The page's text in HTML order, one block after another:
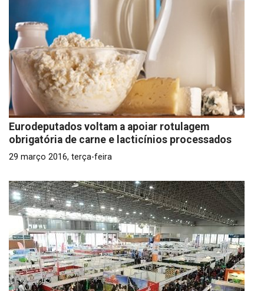
Eurodeputados voltam a apoiar rotulagem
obrigatória de carne e lacticínios processados
29 março 2016, terça-feira